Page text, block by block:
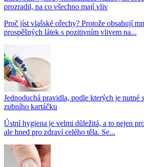
prozradil, na co všechno mají vliv
Proč jíst vlašské ořechy? Protože obsahují
prospěšných látek s pozitivním vlivem na...
Jednoduchá pravidla, podle kterých je nutné
zubního kartáčku
Ústní hygiena je velmi důležitá, a to nejen
ale hned pro zdraví celého těla. Se...